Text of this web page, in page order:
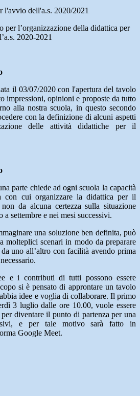
l'avvio dell'a.s. 2020/2021
per l’organizzazione della didattica per
l’a.s. 2020-2021
il 03/07/2020 con l'apertura del tavolo
impressioni, opinioni e proposte da tutto
alla nostra scuola, in questo secondo
con la definizione di alcuni aspetti
delle attività didattiche per il
parte chiede ad ogni scuola la capacità
con cui organizzare la didattica per il
da alcuna certezza sulla situazione
a settembre e nei mesi successivi.
una soluzione ben definita, può
molteplici scenari in modo da preparare
uno all’altro con facilità avendo prima
e i contributi di tutti possono essere
si è pensato di approntare un tavolo
idee e voglia di collaborare. Il primo
3 luglio dalle ore 10.00, vuole essere
diventare il punto di partenza per una
e per tale motivo sarà fatto in
Google Meet.